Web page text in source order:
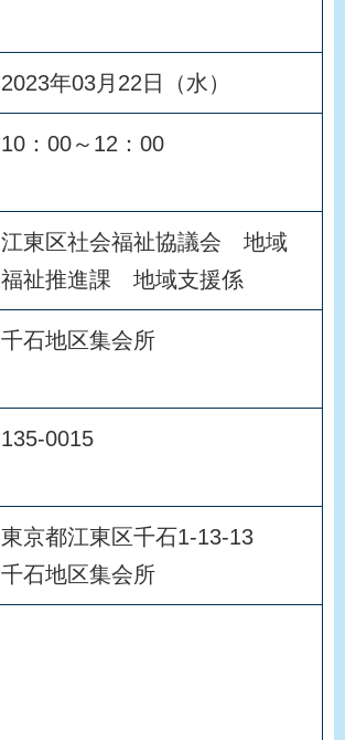
2023年03月22日（水）
10：00～12：00
江東区社会福祉協議会 地域
福祉推進課 地域支援係
千石地区集会所
135-0015
東京都江東区千石1-13-13
千石地区集会所